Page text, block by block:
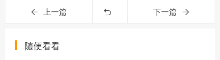
上一篇 下一篇
随便看看